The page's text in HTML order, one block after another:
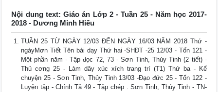
Nội dung text: Giáo án Lớp 2 - Tuần 25 - Năm học 2017-
2018 - Dương Minh Hiếu
TUẦN 25 TỪ NGÀY 12/03 ĐẾN NGÀY 16/03 NĂM 2018 Thứ -
ngàyMơn Tiết Tên bài dạy Thứ hai -SHĐT -25 12/03 - Tốn 121 -
Một phần năm - Tập đọc 72, 73 - Sơn Tinh, Thủy Tinh (2 tiết) -
Thủ cơng 25 - Làm dây xúc xích trang trí (T1) Thứ ba - Kể
chuyện 25 - Sơn Tinh, Thủy Tinh 13/03 -Đạo đức 25 - Tốn 122 -
Luyện tập - Chính Tả 49 - Tập chép : Sơn Tinh, Thủy Tinh - TN-